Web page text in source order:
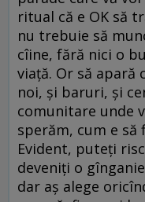
ritual că e OK să
nu trebuie să
cîine, fără nici o
viaţă. Or să apară
noi, şi baruri, şi
comunitare unde
sperăm, cum e să
Evident, puteţi
deveniţi o
dar aş alege